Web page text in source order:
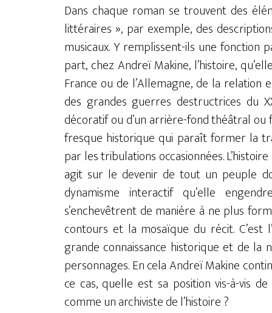
Dans chaque roman se trouvent des
littéraires », par exemple, des
musicaux. Y remplissent-ils une fonction
part, chez Andreï Makine, l’histoire,
France ou de l’Allemagne, de la
des grandes guerres destructrices du
décoratif ou d’un arrière-fond théâtral
fresque historique qui paraît former la
par les tribulations occasionnées.
agit sur le devenir de tout un peuple
dynamisme interactif qu’elle
s’enchevêtrent de manière à ne plus
contours et la mosaïque du récit.
grande connaissance historique et de
personnages. En cela Andreï Makine
ce cas, quelle est sa position vis-à-vis
comme un archiviste de l’histoire ?